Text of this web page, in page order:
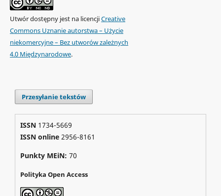
Utwór dostępny jest na licencjiCreative
Commons Uznanie autorstwa – Użycie
niekomercyjne – Bez utworów zależnych
4.0 Międzynarodowe.
Przesyłanie tekstów
ISSN 1734-5669
ISSN online2956-8161
Punkty MEiN: 70
Polityka Open Access